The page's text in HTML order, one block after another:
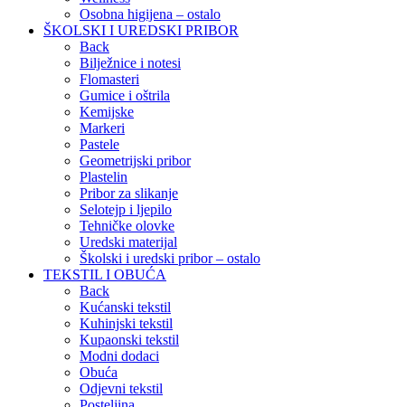
Osobna higijena – ostalo
ŠKOLSKI I UREDSKI PRIBOR
Back
Bilježnice i notesi
Flomasteri
Gumice i oštrila
Kemijske
Markeri
Pastele
Geometrijski pribor
Plastelin
Pribor za slikanje
Selotejp i ljepilo
Tehničke olovke
Uredski materijal
Školski i uredski pribor – ostalo
TEKSTIL I OBUĆA
Back
Kućanski tekstil
Kuhinjski tekstil
Kupaonski tekstil
Modni dodaci
Obuća
Odjevni tekstil